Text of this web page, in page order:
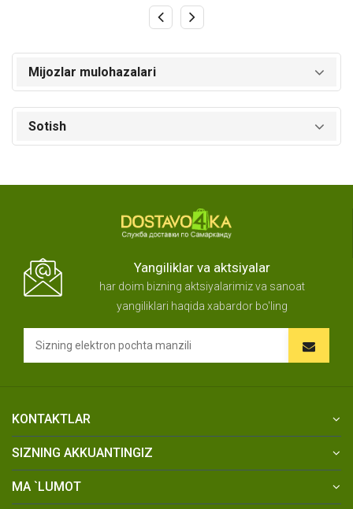
Mijozlar mulohazalari
Sotish
Yangiliklar va aktsiyalar
har doim bizning aktsiyalarimiz va sanoat
yangiliklari haqida xabardor bo'ling
KONTAKTLAR
SIZNING AKKUANTINGIZ
MA `LUMOT